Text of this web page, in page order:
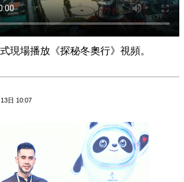
現場播放《探秘冬奧行》視頻。
日 10:07